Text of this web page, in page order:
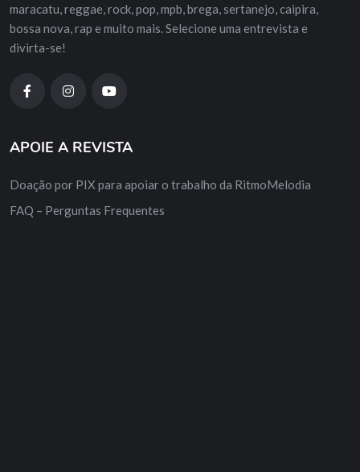
maracatu, reggae, rock, pop, mpb, brega, sertanejo, caipira,
bossa nova, rap e muito mais. Selecione uma entrevista e
divirta-se!
APOIE A REVISTA
Doação por PIX para apoiar o trabalho da RitmoMelodia
FAQ – Perguntas Frequentes